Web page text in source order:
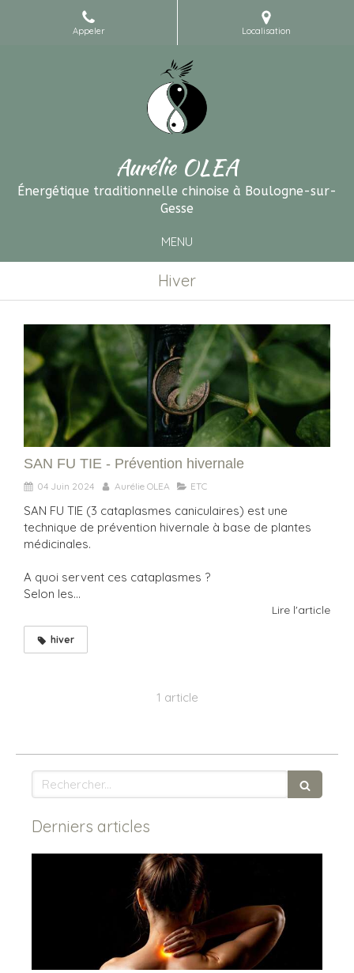
Appeler Localisation
Aurélie OLEA
Énergétique traditionnelle chinoise à Boulogne-sur-
Gesse
MENU
Hiver
SAN FU TIE - Prévention hivernale
04 Juin 2024 Aurélie OLEA ETC
SAN FU TIE (3 cataplasmes caniculaires) est une
technique de prévention hivernale à base de plantes
médicinales.
A quoi servent ces cataplasmes ?
Selon les...
Lire l'article
hiver
1 article
Rechercher
Derniers articles